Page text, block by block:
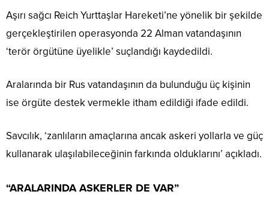
Aşırı sağcı Reich Yurttaşlar Hareketi’ne yönelik bir şekilde
gerçekleştirilen operasyonda 22 Alman vatandaşının
‘terör örgütüne üyelikle’ suçlandığı kaydedildi.
Aralarında bir Rus vatandaşının da bulunduğu üç kişinin
ise örgüte destek vermekle itham edildiği ifade edildi.
Savcılık, ‘zanlıların amaçlarına ancak askeri yollarla ve güç
kullanarak ulaşılabileceğinin farkında olduklarını’ açıkladı.
“ARALARINDA ASKERLER DE VAR”